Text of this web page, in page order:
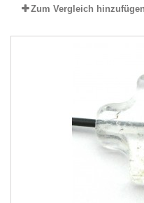
Zum Vergleich hinzufügen